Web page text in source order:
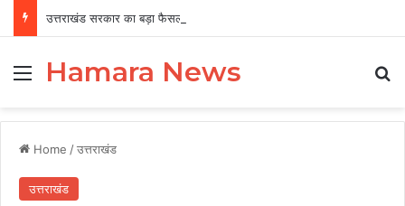
MenuHamara News
Home /उत्तराखंड
उत्तराखंड